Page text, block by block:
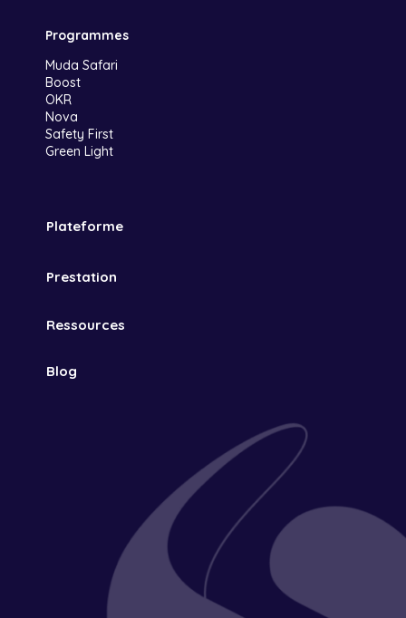
Programmes
Muda Safari
Boost
OKR
Nova
Safety First
Green Light
Plateforme
Prestation
Ressources
Blog